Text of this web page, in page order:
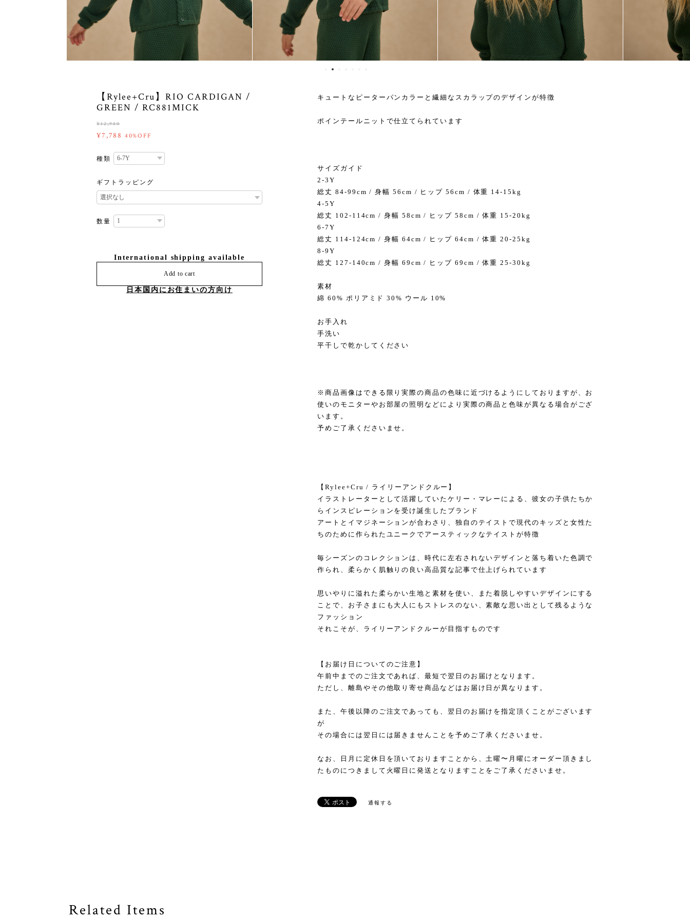
【Rylee+Cru】RIO CARDIGAN /
GREEN / RC881MICK
¥12,980
¥7,788 40%OFF
種類
ギフトラッピング
数量
International shipping available
Add to cart
日本国内にお住まいの方向け
キュートなピーターパンカラーと繊細なスカラップのデザインが特徴
ポインテールニットで仕立てられています
サイズガイド
2-3Y
総丈 84-99cm / 身幅 56cm / ヒップ 56cm / 体重 14-15kg
4-5Y
総丈 102-114cm / 身幅 58cm / ヒップ 58cm / 体重 15-20kg
6-7Y
総丈 114-124cm / 身幅 64cm / ヒップ 64cm / 体重 20-25kg
8-9Y
総丈 127-140cm / 身幅 69cm / ヒップ 69cm / 体重 25-30kg
素材
綿 60% ポリアミド 30% ウール 10%
お手入れ
手洗い
平干しで乾かしてください
※商品画像はできる限り実際の商品の色味に近づけるようにしておりますが、お
使いのモニターやお部屋の照明などにより実際の商品と色味が異なる場合がござ
います。
予めご了承くださいませ。
【Rylee+Cru / ライリーアンドクルー】
イラストレーターとして活躍していたケリー・マレーによる、彼女の子供たちか
らインスピレーションを受け誕生したブランド
アートとイマジネーションが合わさり、独自のテイストで現代のキッズと女性た
ちのために作られたユニークでアースティックなテイストが特徴
毎シーズンのコレクションは、時代に左右されないデザインと落ち着いた色調で
作られ、柔らかく肌触りの良い高品質な記事で仕上げられています
思いやりに溢れた柔らかい生地と素材を使い、また着脱しやすいデザインにする
ことで、お子さまにも大人にもストレスのない、素敵な思い出として残るような
ファッション
それこそが、ライリーアンドクルーが目指すものです
【お届け日についてのご注意】
午前中までのご注文であれば、最短で翌日のお届けとなります。
ただし、離島やその他取り寄せ商品などはお届け日が異なります。
また、午後以降のご注文であっても、翌日のお届けを指定頂くことがございます
が
その場合には翌日には届きませんことを予めご了承くださいませ。
なお、日月に定休日を頂いておりますことから、土曜〜月曜にオーダー頂きまし
たものにつきまして火曜日に発送となりますことをご了承くださいませ。
通報する
Related Items